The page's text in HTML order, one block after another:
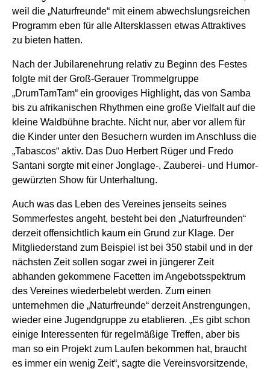
weil die „Naturfreunde“ mit einem abwechslungsreichen
Programm eben für alle Altersklassen etwas Attraktives
zu bieten hatten.
Nach der Jubilarenehrung relativ zu Beginn des Festes
folgte mit der Groß-Gerauer Trommelgruppe
„DrumTamTam“ ein grooviges Highlight, das von Samba
bis zu afrikanischen Rhythmen eine große Vielfalt auf die
kleine Waldbühne brachte. Nicht nur, aber vor allem für
die Kinder unter den Besuchern wurden im Anschluss die
„Tabascos“ aktiv. Das Duo Herbert Rüger und Fredo
Santani sorgte mit einer Jonglage-, Zauberei- und Humor-
gewürzten Show für Unterhaltung.
Auch was das Leben des Vereines jenseits seines
Sommerfestes angeht, besteht bei den „Naturfreunden“
derzeit offensichtlich kaum ein Grund zur Klage. Der
Mitgliederstand zum Beispiel ist bei 350 stabil und in der
nächsten Zeit sollen sogar zwei in jüngerer Zeit
abhanden gekommene Facetten im Angebotsspektrum
des Vereines wiederbelebt werden. Zum einen
unternehmen die „Naturfreunde“ derzeit Anstrengungen,
wieder eine Jugendgruppe zu etablieren. „Es gibt schon
einige Interessenten für regelmäßige Treffen, aber bis
man so ein Projekt zum Laufen bekommen hat, braucht
es immer ein wenig Zeit“, sagte die Vereinsvorsitzende,